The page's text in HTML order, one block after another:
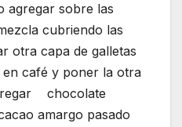
agregar sobre las
cubriendo las
otra capa de galletas
en café y poner la otra
chocolate
amargo pasado